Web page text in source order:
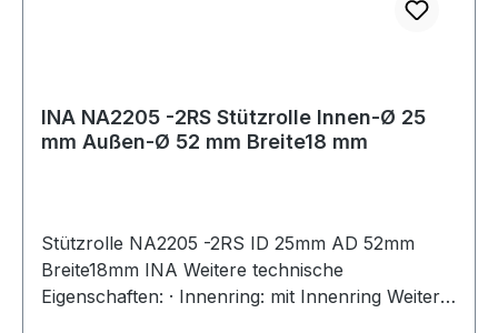
INA NA2205 -2RS Stützrolle Innen-Ø 25
mm Außen-Ø 52 mm Breite18 mm
Stützrolle NA2205 -2RS ID 25mm AD 52mm
Breite18mm INA Weitere technische
Eigenschaften: · Innenring: mit Innenring Weitere